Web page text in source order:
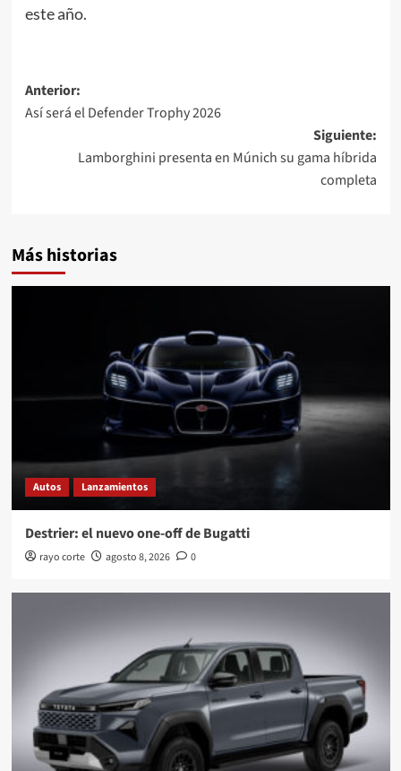
este año.
Navegación
de
entradas
Anterior:
Así será el Defender Trophy 2026
Siguiente:
Lamborghini presenta en Múnich su gama híbrida
completa
Más historias
Autos Lanzamientos
Destrier: el nuevo one-off de Bugatti
rayo corte agosto 8, 2026 0